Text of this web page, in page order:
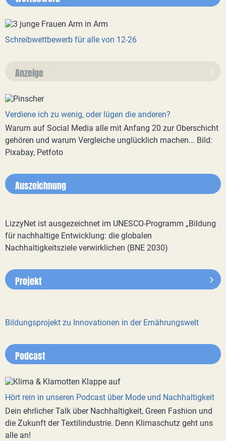
Schreibwettbewerb für alle von 12-26
Anzeige
Verdiene ich zu wenig, oder lügen die anderen?
Warum auf Social Media alle mit Anfang 20 zur Oberschicht
gehören und warum Vergleiche unglücklich machen... Bild:
Pixabay, Petfoto
Auszeichnung
LizzyNet ist ausgezeichnet im UNESCO-Programm „Bildung
für nachhaltige Entwicklung: die globalen
Nachhaltigkeitsziele verwirklichen (BNE 2030)
Projekt
Bildungsprojekt zu Innovationen in der Ernährungswelt
Podcast
Hört rein in unseren Podcast über Mode und Nachhaltigkeit
Dein ehrlicher Talk über Nachhaltigkeit, Green Fashion und
die Zukunft der Textilindustrie. Denn Klimaschutz geht uns
alle an!